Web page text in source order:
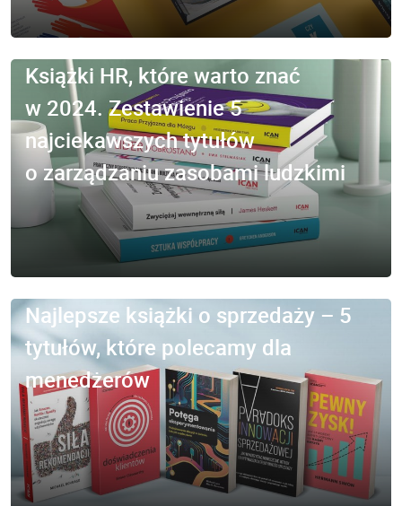
Książki HR, które warto znać
w 2024. Zestawienie 5
najciekawszych tytułów
o zarządzaniu zasobami ludzkimi
Najlepsze książki o sprzedaży – 5
tytułów, które polecamy dla
menedżerów